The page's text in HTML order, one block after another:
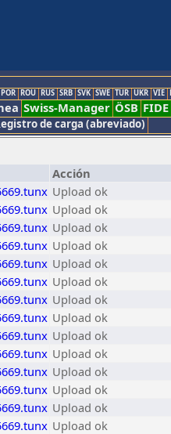
POR ROU RUS SRB SVK SWE TUR UKR VIE
Swiss-Manager ÖSB FIDE
de carga (abreviado)
Acción
Upload ok
Upload ok
Upload ok
Upload ok
Upload ok
Upload ok
Upload ok
Upload ok
Upload ok
Upload ok
Upload ok
Upload ok
Upload ok
Upload ok